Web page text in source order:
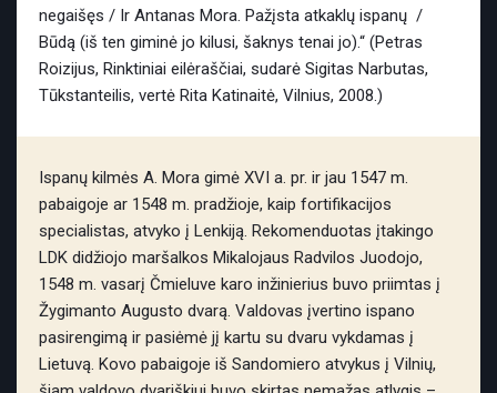
negaišęs / Ir Antanas Mora. Pažįsta atkaklų ispanų /
Būdą (iš ten giminė jo kilusi, šaknys tenai jo).“ (Petras
Roizijus, Rinktiniai eilėraščiai, sudarė Sigitas Narbutas,
Tūkstanteilis, vertė Rita Katinaitė, Vilnius, 2008.)
Ispanų kilmės A. Mora gimė XVI a. pr. ir jau 1547 m.
pabaigoje ar 1548 m. pradžioje, kaip fortifikacijos
specialistas, atvyko į Lenkiją. Rekomenduotas įtakingo
LDK didžiojo maršalkos Mikalojaus Radvilos Juodojo,
1548 m. vasarį Čmieluve karo inžinierius buvo priimtas į
Žygimanto Augusto dvarą. Valdovas įvertino ispano
pasirengimą ir pasiėmė jį kartu su dvaru vykdamas į
Lietuvą. Kovo pabaigoje iš Sandomiero atvykus į Vilnių,